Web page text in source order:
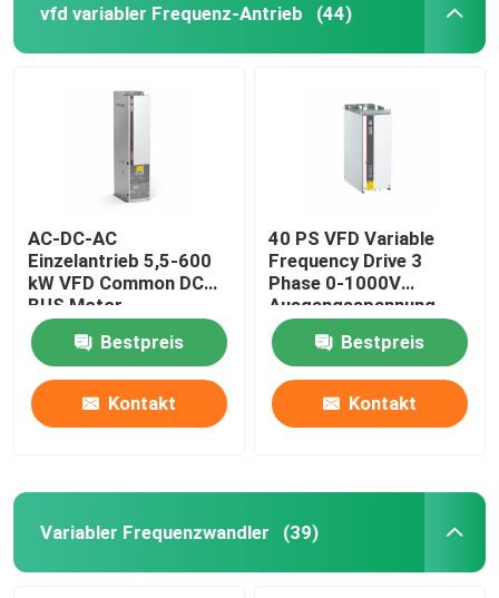
vfd variabler Frequenz-Antrieb (44)
AC-DC-AC
Einzelantrieb 5,5-600
kW VFD Common DC
BUS Motor
Wechselfrequenzantrieb
für das Heben
Bestpreis
Kontakt
40 PS VFD Variable
Frequency Drive 3
Phase 0-1000V
Ausgangsspannung
Bestpreis
Kontakt
Variabler Frequenzwandler (39)